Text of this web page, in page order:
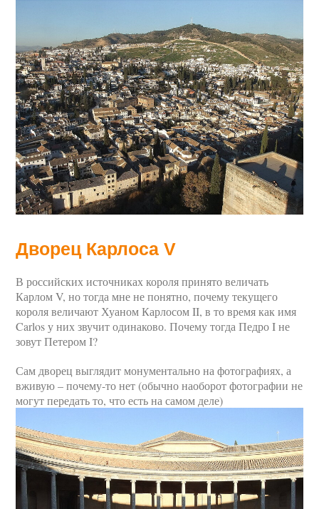
Дворец Карлоса V
В российских источниках короля принято величать
Карлом V, но тогда мне не понятно, почему текущего
короля величают Хуаном Карлосом II, в то время как имя
Carlos у них звучит одинаково. Почему тогда Педро I не
зовут Петером I?
Сам дворец выглядит монументально на фотографиях, а
вживую – почему-то нет (обычно наоборот фотографии не
могут передать то, что есть на самом деле)